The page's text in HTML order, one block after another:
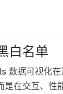
白名单
数据可视化
是在交互、